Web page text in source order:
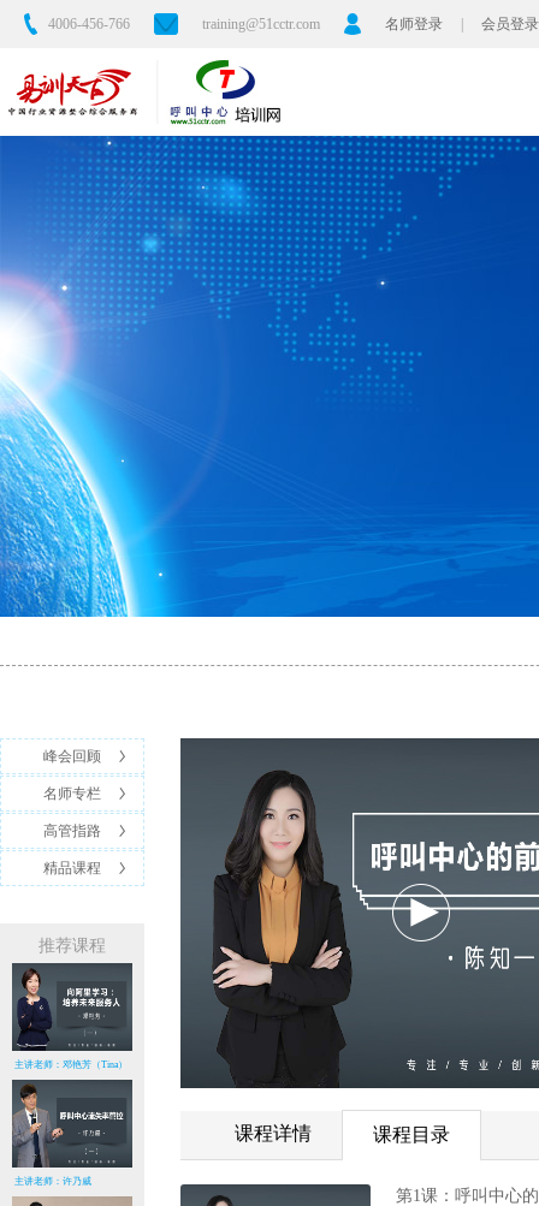
4006-456-766 training@51cctr.com 名师登录 会员登录
峰会回顾
名师专栏
高管指路
精品课程
推荐课程
主讲老师：邓艳芳（Tina）
主讲老师：许乃威
课程详情 课程目录
第1课：呼叫中心